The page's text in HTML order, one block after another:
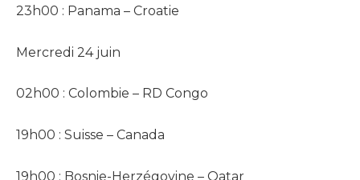
23h00 : Panama – Croatie
Mercredi 24 juin
02h00 : Colombie – RD Congo
19h00 : Suisse – Canada
19h00 : Bosnie-Herzégovine – Qatar